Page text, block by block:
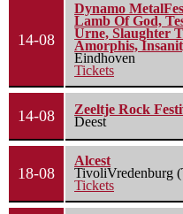
14-08
Dynamo
Lamb Of God,
Urne, Slaughter
Amorphis,
Eindhoven
Tickets
14-08
Zeeltje Rock
Deest
18-08
Alcest
TivoliVredenburg
Tickets